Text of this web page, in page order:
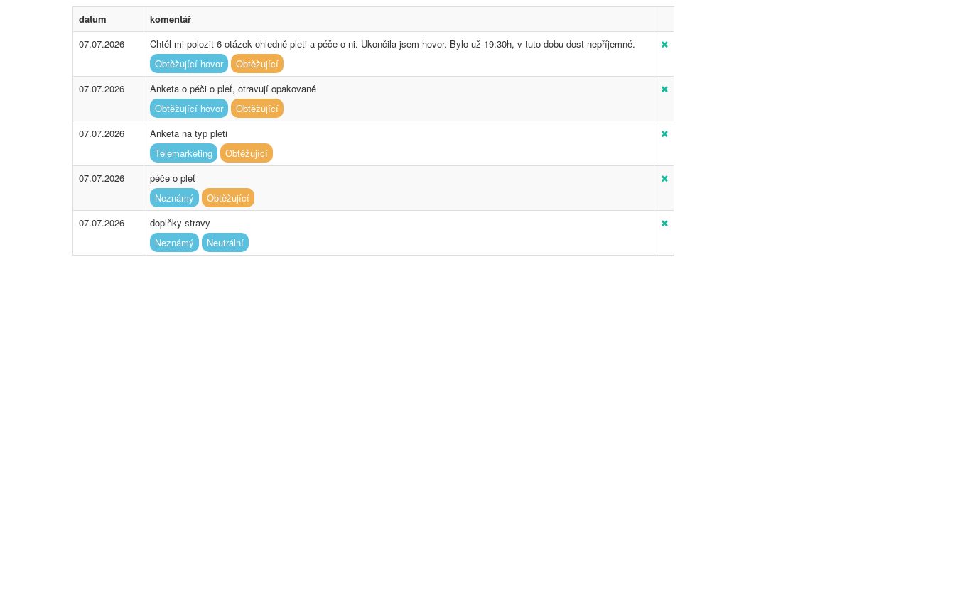
datum
komentář
07.07.2026
Chtěl mi polozit 6 otázek ohledně pleti a péče o ni. Ukončila jsem hovor. Bylo už 19:30h, v tuto dobu dost nepříjemné.
Obtěžující hovor
Obtěžující
07.07.2026
Anketa o péči o pleť, otravují opakovaně
Obtěžující hovor
Obtěžující
07.07.2026
Anketa na typ pleti
Telemarketing
Obtěžující
07.07.2026
péče o pleť
Neznámý
Obtěžující
07.07.2026
doplňky stravy
Neznámý
Neutrální